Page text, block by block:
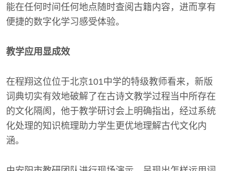
能在任何时间任何地点随时查阅古籍内容，进而享有
便捷的数字化学习感受体验。
教学应用显成效
在程翔这位位于北京101中学的特级教师看来，新版
词典切实有效地破解了在古诗文教学过程当中所存在
的文化隔阂，他于教学研讨会上明确指出，经过系统
化处理的知识梳理助力学生更优地理解古代文化内
涵。